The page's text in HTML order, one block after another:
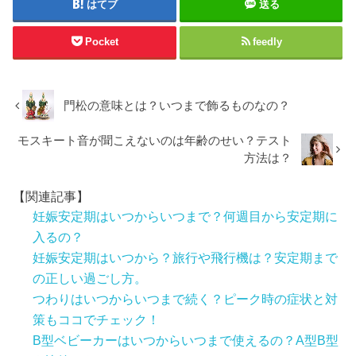
はてブ 送る
Pocket feedly
門松の意味とは？いつまで飾るものなの？
モスキート音が聞こえないのは年齢のせい？テスト
方法は？
【関連記事】
妊娠安定期はいつからいつまで？何週目から安定期に
入るの？
妊娠安定期はいつから？旅行や飛行機は？安定期まで
の正しい過ごし方。
つわりはいつからいつまで続く？ピーク時の症状と対
策もココでチェック！
B型ベビーカーはいつからいつまで使えるの？A型B型